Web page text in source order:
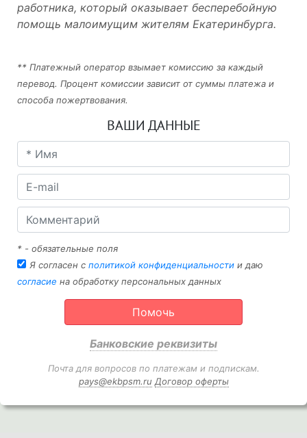
работника, который оказывает бесперебойную
помощь малоимущим жителям Екатеринбурга.
** Платежный оператор взымает комиссию за каждый
перевод. Процент комиссии зависит от суммы платежа и
способа пожертвования.
ВАШИ ДАННЫЕ
* - обязательные поля
Я согласен с политикой конфиденциальности и даю
согласие на обработку персональных данных
Помочь
Банковские реквизиты
Почта для вопросов по платежам и подпискам.
pays@ekbpsm.ru Договор оферты